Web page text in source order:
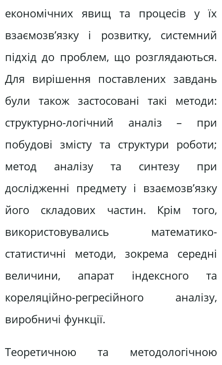
економічних явищ та процесів у їх
взаємозв’язку і розвитку, системний
підхід до проблем, що розглядаються.
Для вирішення поставлених завдань
були також застосовані такі методи:
структурно-логічний аналіз – при
побудові змісту та структури роботи;
метод аналізу та синтезу при
дослідженні предмету і взаємозв’язку
його складових частин. Крім того,
використовувались математико-
статистичні методи, зокрема середні
величини, апарат індексного та
кореляційно-регресійного аналізу,
виробничі функції.
Теоретичною та методологічною